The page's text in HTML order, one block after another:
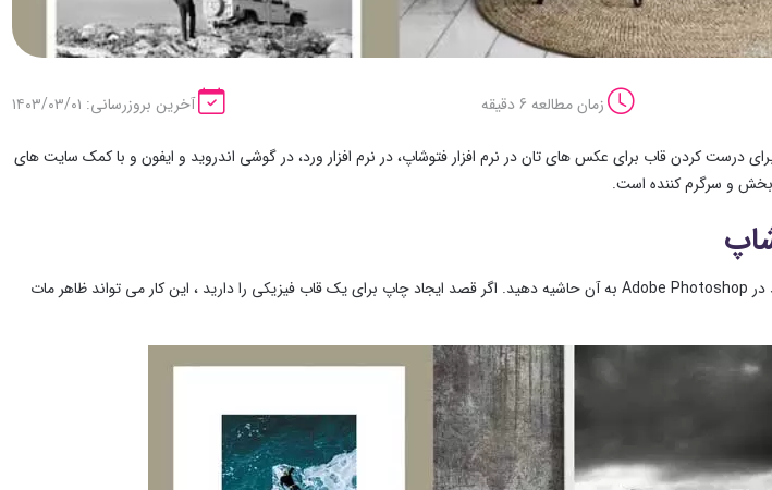
زمان مطالعه 6 دقیقه آخرین بروزرسانی: ۱۴۰۳/۰۳/۰۱
درست کردن قاب برای عکس های تان در نرم افزار فتوشاپ، در نرم افزار ورد، در گوشی اندروید و ایفون و با کمک سایت های
بخش و سرگرم کننده است.
برای افزودن علاقه بصری به عکس ، می توانید در Adobe Photoshop به آن حاشیه دهید. اگر قصد ایجاد چاپ برای یک قاب فیزیکی را دارید ، این کار می تواند ظاهر مات